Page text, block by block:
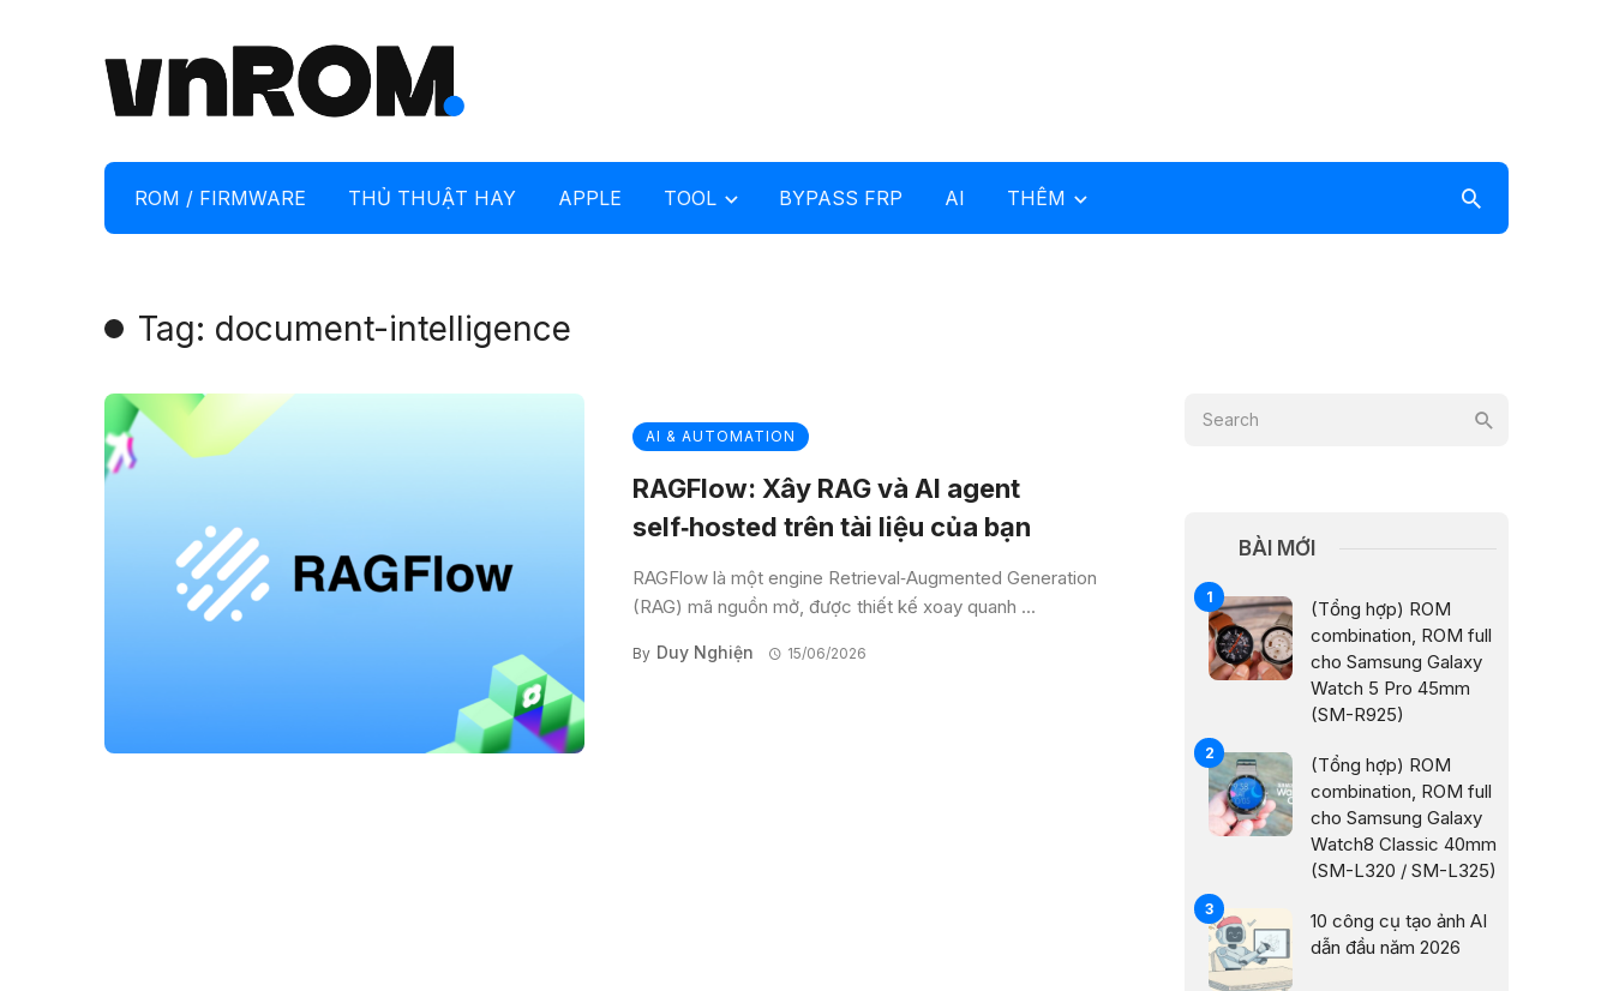
ROM / FIRMWARE THỦ THUẬT HAY APPLE TOOL BYPASS FRP AI THÊM
Tag: document-intelligence
AI & AUTOMATION
RAGFlow: Xây RAG và AI agent
self‑hosted trên tài liệu của bạn
RAGFlow là một engine Retrieval‑Augmented Generation
(RAG) mã nguồn mở, được thiết kế xoay quanh ...
By Duy Nghiện 15/06/2026
BÀI MỚI
(Tổng hợp) ROM
combination, ROM full
cho Samsung Galaxy
Watch 5 Pro 45mm
(SM-R925)
(Tổng hợp) ROM
combination, ROM full
cho Samsung Galaxy
Watch8 Classic 40mm
(SM-L320 / SM-L325)
10 công cụ tạo ảnh AI
dẫn đầu năm 2026